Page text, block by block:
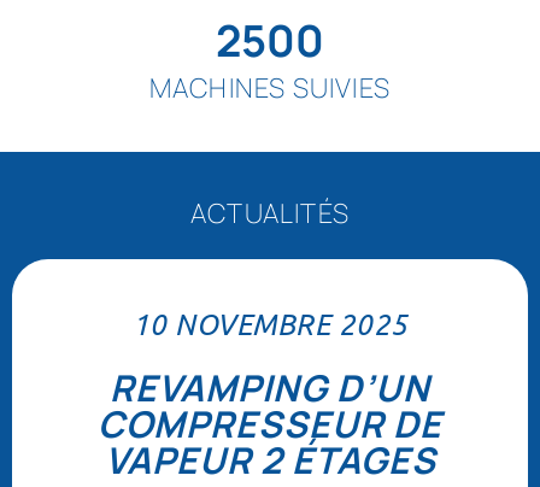
2500
MACHINES SUIVIES
ACTUALITÉS
10 NOVEMBRE 2025
REVAMPING D’UN
COMPRESSEUR DE
VAPEUR 2 ÉTAGES